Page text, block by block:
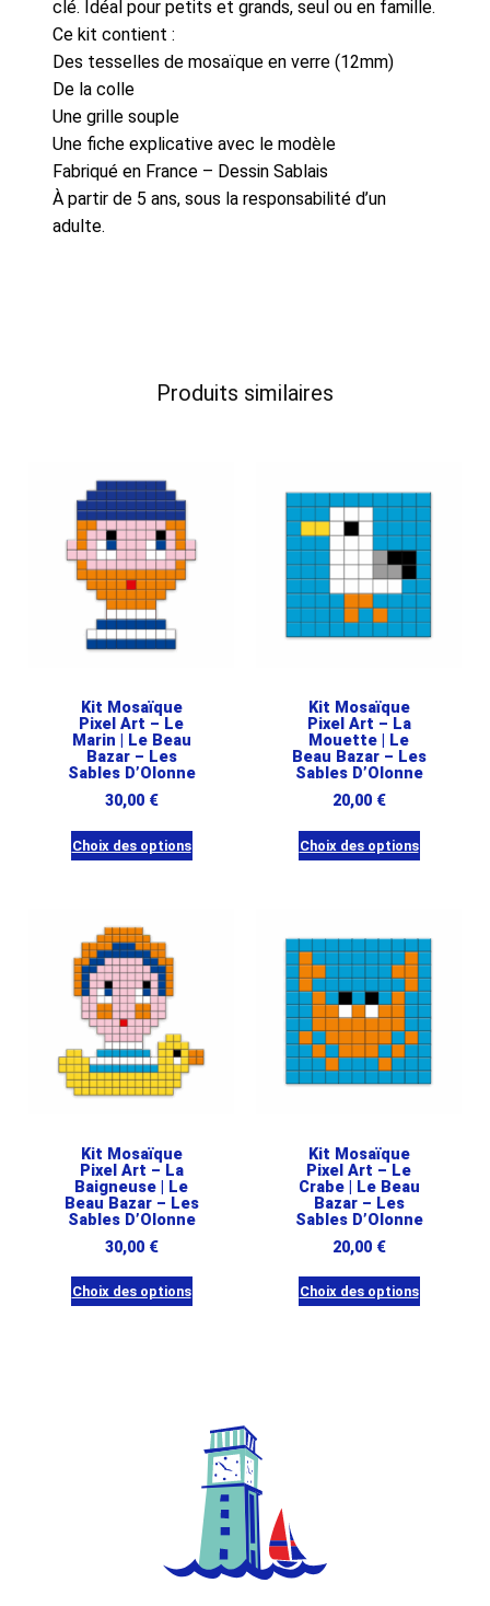
d'Olonne
clé. Idéal pour petits et grands, seul ou en famille.
Ce kit contient :
Des tesselles de mosaïque en verre (12mm)
De la colle
Une grille souple
Une fiche explicative avec le modèle
Fabriqué en France – Dessin Sablais
À partir de 5 ans, sous la responsabilité d’un
adulte.
Produits similaires
Kit Mosaïque
Pixel Art – Le
Marin | Le Beau
Bazar – Les
Sables D’Olonne
30,00 €
Choix des options
a
plusieurs
variations.
Les
options
peuvent
être
sur
la
page
du
produit
Kit Mosaïque
Pixel Art – La
Mouette | Le
Beau Bazar – Les
Sables D’Olonne
20,00 €
Choix des options
plusieurs
variations.
Les
options
peuvent
être
sur
la
page
du
produit
Kit Mosaïque
Pixel Art – La
Baigneuse | Le
Beau Bazar – Les
Sables D’Olonne
30,00 €
Choix des options
choisies
Kit Mosaïque
Pixel Art – Le
Crabe | Le Beau
Bazar – Les
Sables D’Olonne
20,00 €
Choix des options